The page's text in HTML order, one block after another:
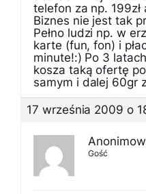
telefon za np.
Biznes nie jest tak
Pełno ludzi np. w
karte (fun, fon) i
minute!:) Po 3
kosza taką ofertę
samym i dalej 60gr
17 września 2009 o
Gość